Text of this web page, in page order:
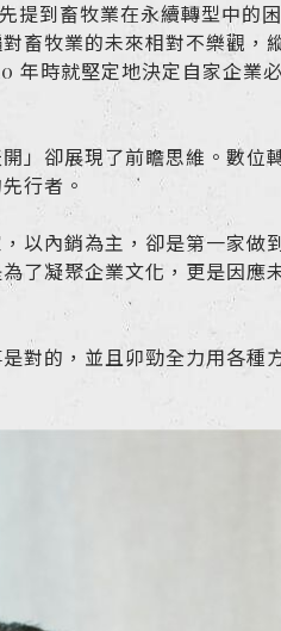
到畜牧業在永續轉型中的困
畜牧業的未來相對不樂觀，
年時就堅定地決定自家企業
」卻展現了前瞻思維。數位
行者。
以內銷為主，卻是第一家做
了凝聚企業文化，更是因應
對的，並且卯勁全力用各種